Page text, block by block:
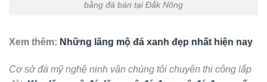
bằng đá bán tại Đắk Nông
Xem thêm: Những lăng mộ đá xanh đẹp nhất hiện nay
Cơ sở đá mỹ nghệ ninh vân chúng tôi chuyên thi công lắp